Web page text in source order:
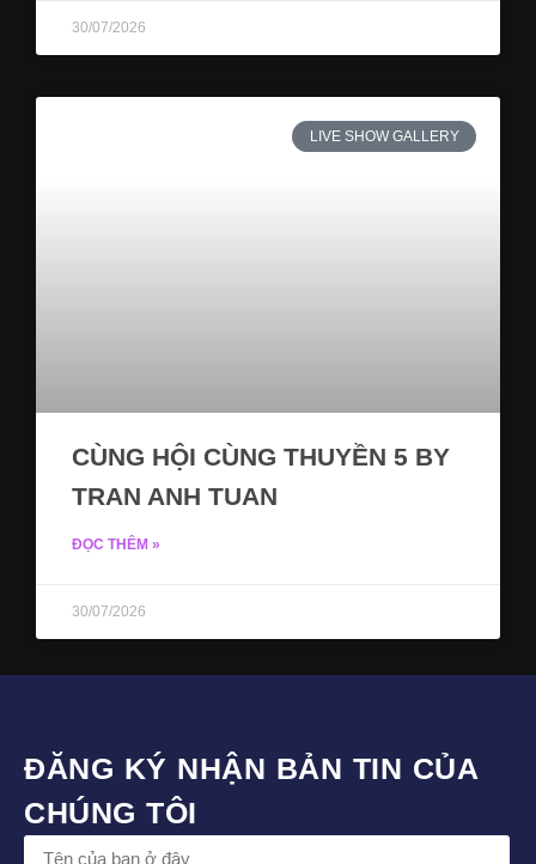
30/07/2026
LIVE SHOW GALLERY
CÙNG HỘI CÙNG THUYỀN 5 BY
TRAN ANH TUAN
ĐỌC THÊM »
30/07/2026
ĐĂNG KÝ NHẬN BẢN TIN CỦA
CHÚNG TÔI